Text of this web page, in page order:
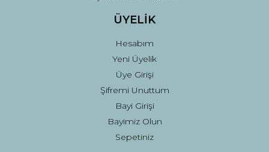
ÜYELİK
Hesabım
Yeni Üyelik
Üye Girişi
Şifremi Unuttum
Bayi Girişi
Bayimiz Olun
Sepetiniz